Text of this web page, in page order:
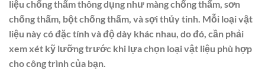
liệu chống thấm thông dụng như màng chống thấm, sơn
chống thấm, bột chống thấm, và sợi thủy tinh. Mỗi loại vật
liệu này có đặc tính và độ dày khác nhau, do đó, cần phải
xem xét kỹ lưỡng trước khi lựa chọn loại vật liệu phù hợp
cho công trình của bạn.